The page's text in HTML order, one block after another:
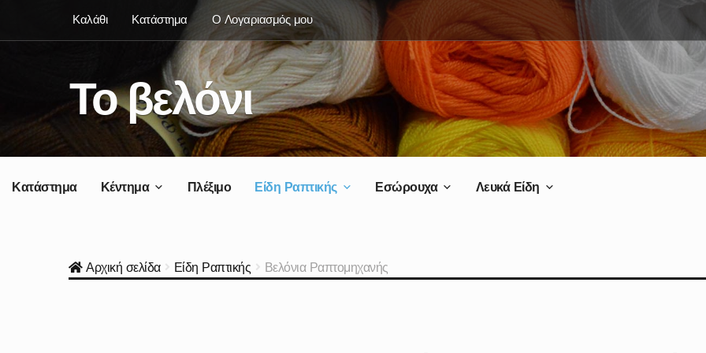
Καλάθι Κατάστημα Ο Λογαριασμός μου
Το βελόνι
Κατάστημα Κέντημα Πλέξιμο Είδη Ραπτικής Εσώρουχα Λευκά Είδη
Αρχική σελίδα Είδη Ραπτικής Βελόνια Ραπτομηχανής